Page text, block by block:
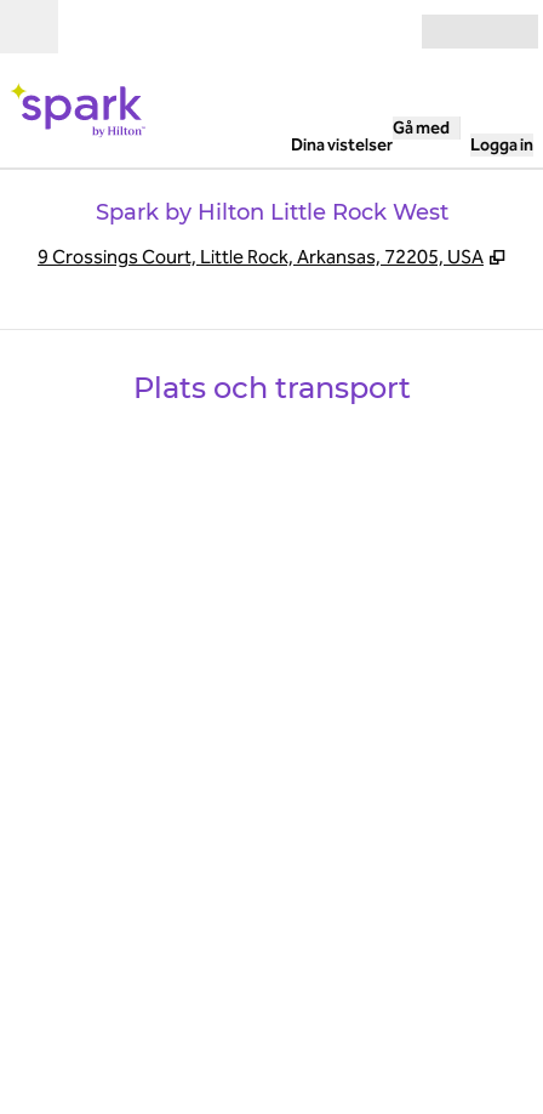
Dina vistelser
Gå med
Logga in
Spark by Hilton Little Rock West
9 Crossings Court, Little Rock, Arkansas, 72205, USA ,
Plats och transport